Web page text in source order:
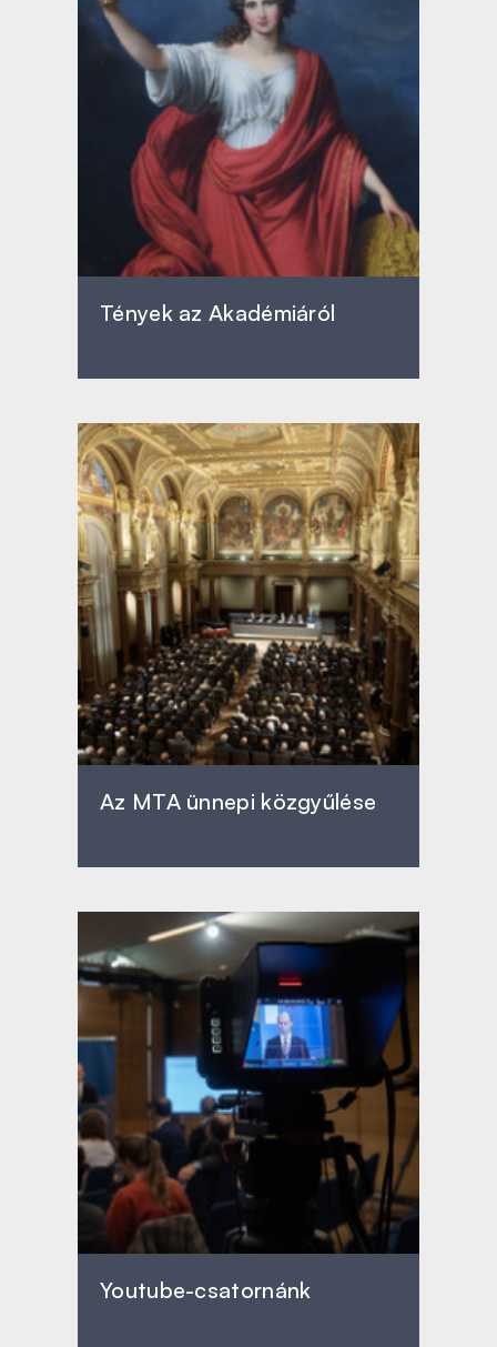
Tények az Akadémiáról
Az MTA ünnepi közgyűlése
Youtube-csatornánk